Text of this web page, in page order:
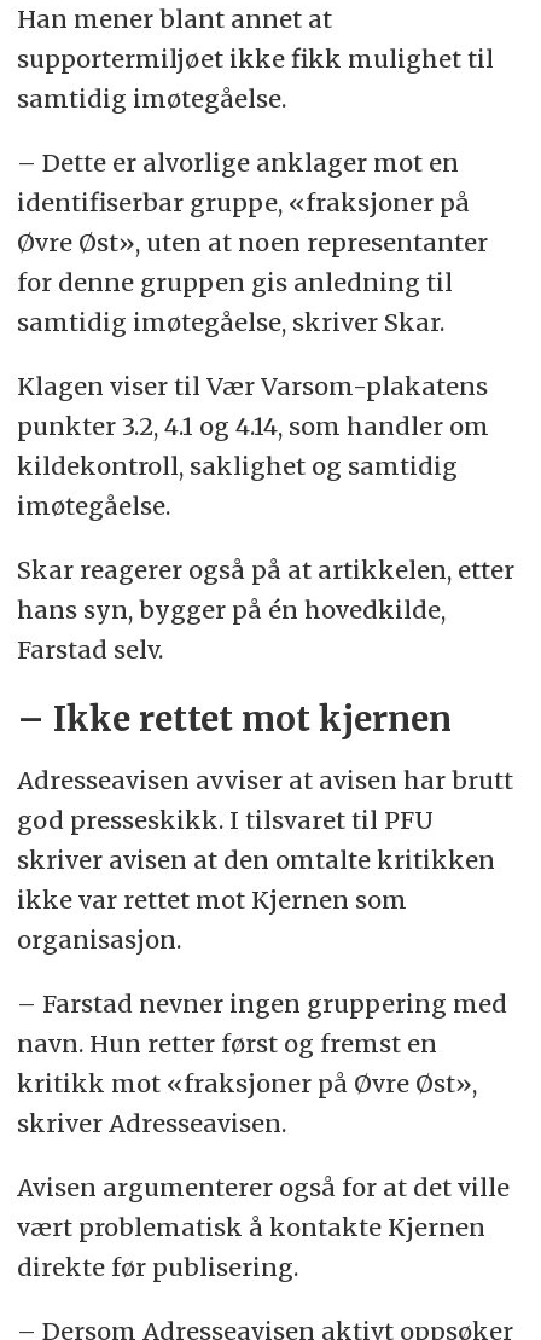
Han mener blant annet at
supportermiljøet ikke fikk mulighet til
samtidig imøtegåelse.
– Dette er alvorlige anklager mot en
identifiserbar gruppe, «fraksjoner på
Øvre Øst», uten at noen representanter
for denne gruppen gis anledning til
samtidig imøtegåelse, skriver Skar.
Klagen viser til Vær Varsom-plakatens
punkter 3.2, 4.1 og 4.14, som handler om
kildekontroll, saklighet og samtidig
imøtegåelse.
Skar reagerer også på at artikkelen, etter
hans syn, bygger på én hovedkilde,
Farstad selv.
– Ikke rettet mot kjernen
Adresseavisen avviser at avisen har brutt
god presseskikk. I tilsvaret til PFU
skriver avisen at den omtalte kritikken
ikke var rettet mot Kjernen som
organisasjon.
– Farstad nevner ingen gruppering med
navn. Hun retter først og fremst en
kritikk mot «fraksjoner på Øvre Øst»,
skriver Adresseavisen.
Avisen argumenterer også for at det ville
vært problematisk å kontakte Kjernen
direkte før publisering.
– Dersom Adresseavisen aktivt oppsøker